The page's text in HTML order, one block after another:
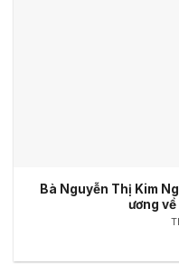
Bà Nguyễn Thị Kim
ương về